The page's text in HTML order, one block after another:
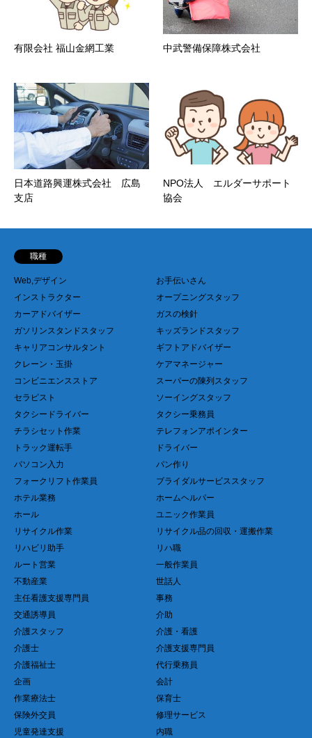
有限会社 福山金網工業 中武警備保障株式会社
日本道路興運株式会社 広島
支店
NPO法人 エルダーサポート
協会
職種
Web,デザイン
お手伝いさん
インストラクター
オープニングスタッフ
カーアドバイザー
ガスの検針
ガソリンスタンドスタッフ
キッズランドスタッフ
キャリアコンサルタント
ギフトアドバイザー
クレーン・玉掛
ケアマネージャー
コンビニエンスストア
スーパーの陳列スタッフ
セラピスト
ソーイングスタッフ
タクシードライバー
タクシー乗務員
チラシセット作業
テレフォンアポインター
トラック運転手
ドライバー
パソコン入力
パン作り
フォークリフト作業員
ブライダルサービススタッフ
ホテル業務
ホームヘルパー
ホール
ユニック作業員
リサイクル作業
リサイクル品の回収・運搬作業
リハビリ助手
リハ職
ルート営業
一般作業員
不動産業
世話人
主任看護支援専門員
事務
交通誘導員
介助
介護スタッフ
介護・看護
介護士
介護支援専門員
介護福祉士
代行乗務員
企画
会計
作業療法士
保育士
保険外交員
修理サービス
児童発達支援
内職